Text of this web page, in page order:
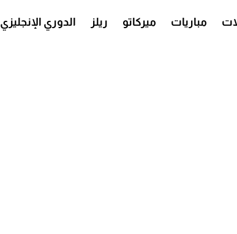
مباريات ميركاتو ريلز الدوري الإنجليزي